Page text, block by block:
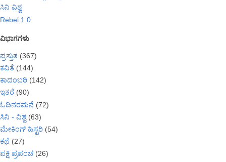
ಸಿನಿ ವಿಶ್ವ
Rebel 1.0
ವಿಭಾಗಗಳು
ಪ್ರಸ್ತುತ (367)
ಕವಿತೆ (144)
ಕಾದಂಬರಿ (142)
ಇತರೆ (90)
ಓದಿನರಮನೆ (72)
ಸಿನಿ - ವಿಶ್ವ (63)
ಮೇಕಿಂಗ್ ಹಿಸ್ಟರಿ (54)
ಕಥೆ (27)
ಪಕ್ಷಿ ಪ್ರಪಂಚ (26)